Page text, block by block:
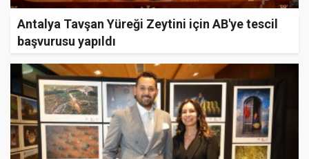
Antalya Tavşan Yüreği Zeytini için AB'ye tescil
başvurusu yapıldı